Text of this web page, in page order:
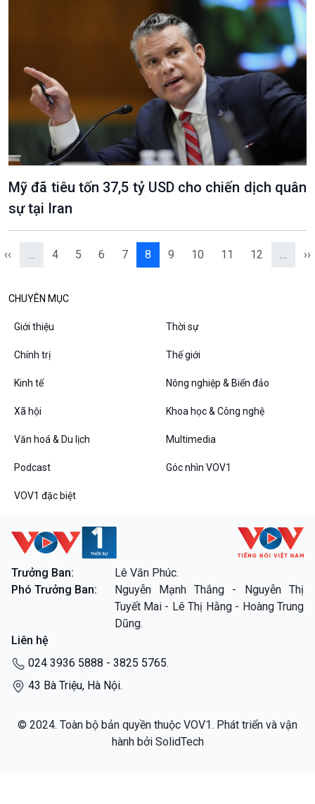
VOV1 đặc biệt
Thanh âm ký sự
Chân dung cuộc sống
Các chương trình đặc biệt
Mỹ đã tiêu tốn 37,5 tỷ USD cho chiến dịch quân
sự tại Iran
‹‹ … 4 5 6 7 8 9 10 11 12 … ››
CHUYÊN MỤC
Giới thiệu Thời sự
Chính trị Thế giới
Kinh tế Nông nghiệp & Biển đảo
Xã hội Khoa học & Công nghệ
Văn hoá & Du lịch Multimedia
Podcast Góc nhìn VOV1
VOV1 đặc biệt
Trưởng Ban:
Lê Văn Phúc.
Phó Trưởng Ban:
Nguyễn Mạnh Thắng - Nguyễn Thị
Tuyết Mai - Lê Thị Hằng - Hoàng Trung
Dũng.
Liên hệ
024 3936 5888 - 3825 5765.
43 Bà Triệu, Hà Nội.
© 2024. Toàn bộ bản quyền thuộc VOV1. Phát triển và vận
hành bởi SolidTech